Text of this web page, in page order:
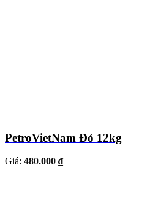
PetroVietNam Đỏ 12kg
Giá: 480.000 ₫